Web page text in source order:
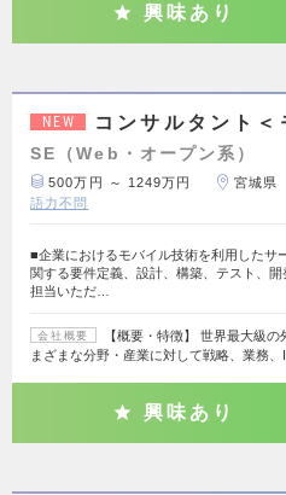
興味あり
NEW コンサルタント＜
SE（Web・オープン系）
500万円 ～ 1249万円 宮城県
語力不問
■企業におけるモバイル技術を利用したサ
関する要件定義、設計、構築、テスト、開
担当いただ…
会社概要
【概要・特徴】 世界最大級
まざまな分野・産業に対して戦略、業務
興味あり